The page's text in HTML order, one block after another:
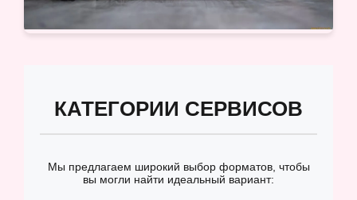
КАТЕГОРИИ СЕРВИСОВ
Мы предлагаем широкий выбор форматов, чтобы
вы могли найти идеальный вариант: